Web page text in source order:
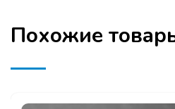
Похожие